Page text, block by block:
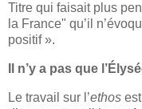
Titre qui faisait plus
la France" qu’il
positif ».
Il n’y a pas que
Le travail sur l’ethos